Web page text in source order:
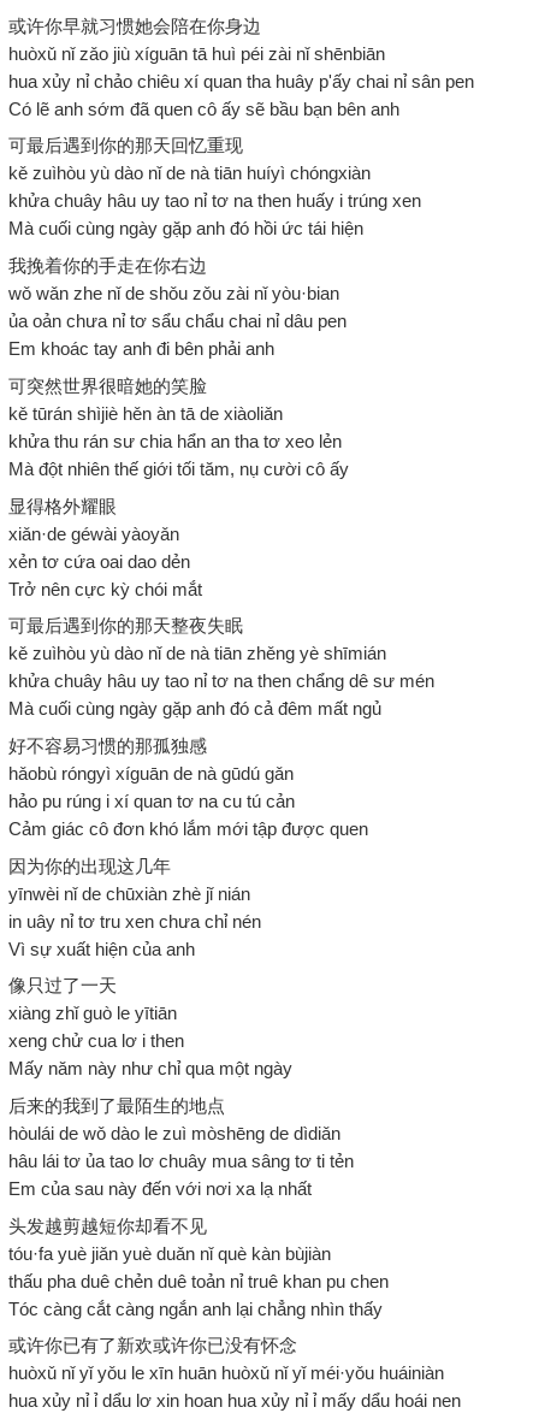
或许你早就习惯她会陪在你身边
huòxǔ nǐ zǎo jiù xíguān tā huì péi zài nǐ shēnbiān
hua xủy nỉ chảo chiêu xí quan tha huây p'ấy chai nỉ sân pen
Có lẽ anh sớm đã quen cô ấy sẽ bầu bạn bên anh
可最后遇到你的那天回忆重现
kě zuìhòu yù dào nǐ de nà tiān huíyì chóngxiàn
khửa chuây hâu uy tao nỉ tơ na then huấy i trúng xen
Mà cuối cùng ngày gặp anh đó hồi ức tái hiện
我挽着你的手走在你右边
wǒ wǎn zhe nǐ de shǒu zǒu zài nǐ yòu·bian
ủa oản chưa nỉ tơ sẩu chẩu chai nỉ dâu pen
Em khoác tay anh đi bên phải anh
可突然世界很暗她的笑脸
kě tūrán shìjiè hěn àn tā de xiàoliǎn
khửa thu rán sư chia hẩn an tha tơ xeo lẻn
Mà đột nhiên thế giới tối tăm, nụ cười cô ấy
显得格外耀眼
xiǎn·de géwài yàoyǎn
xẻn tơ cứa oai dao dẻn
Trở nên cực kỳ chói mắt
可最后遇到你的那天整夜失眠
kě zuìhòu yù dào nǐ de nà tiān zhěng yè shīmián
khửa chuây hâu uy tao nỉ tơ na then chẩng dê sư mén
Mà cuối cùng ngày gặp anh đó cả đêm mất ngủ
好不容易习惯的那孤独感
hǎobù róngyì xíguān de nà gūdú gǎn
hảo pu rúng i xí quan tơ na cu tú cản
Cảm giác cô đơn khó lắm mới tập được quen
因为你的出现这几年
yīnwèi nǐ de chūxiàn zhè jǐ nián
in uây nỉ tơ tru xen chưa chỉ nén
Vì sự xuất hiện của anh
像只过了一天
xiàng zhǐ guò le yītiān
xeng chử cua lơ i then
Mấy năm này như chỉ qua một ngày
后来的我到了最陌生的地点
hòulái de wǒ dào le zuì mòshēng de dìdiǎn
hâu lái tơ ủa tao lơ chuây mua sâng tơ ti tẻn
Em của sau này đến với nơi xa lạ nhất
头发越剪越短你却看不见
tóu·fa yuè jiǎn yuè duǎn nǐ què kàn bùjiàn
thấu pha duê chẻn duê toản nỉ truê khan pu chen
Tóc càng cắt càng ngắn anh lại chẳng nhìn thấy
或许你已有了新欢或许你已没有怀念
huòxǔ nǐ yǐ yǒu le xīn huān huòxǔ nǐ yǐ méi·yǒu huáiniàn
hua xủy nỉ ỉ dẩu lơ xin hoan hua xủy nỉ ỉ mấy dẩu hoái nen